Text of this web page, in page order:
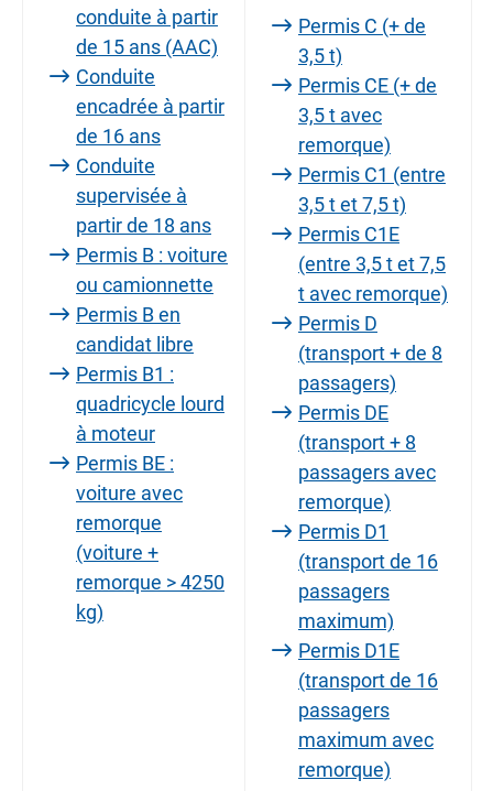
conduite à partir
de 15 ans (AAC)
Conduite
encadrée à partir
de 16 ans
Conduite
supervisée à
partir de 18 ans
Permis B : voiture
ou camionnette
Permis B en
candidat libre
Permis B1 :
quadricycle lourd
à moteur
Permis BE :
voiture avec
remorque
(voiture +
remorque > 4250
kg)
Permis C (+ de
3,5 t)
Permis CE (+ de
3,5 t avec
remorque)
Permis C1 (entre
3,5 t et 7,5 t)
Permis C1E
(entre 3,5 t et 7,5
t avec remorque)
Permis D
(transport + de 8
passagers)
Permis DE
(transport + 8
passagers avec
remorque)
Permis D1
(transport de 16
passagers
maximum)
Permis D1E
(transport de 16
passagers
maximum avec
remorque)